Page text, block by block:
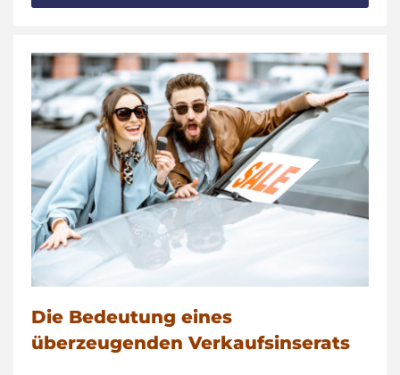
Die Bedeutung eines
überzeugenden Verkaufsinserats